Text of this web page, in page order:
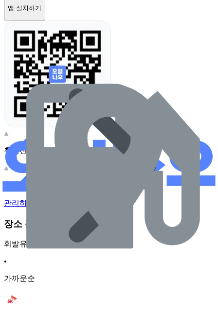
앱 설치하기
휴대전화 카메라로 찍어보세요
관리하기
장소 근처 주유소
휘발유
•
가까운순